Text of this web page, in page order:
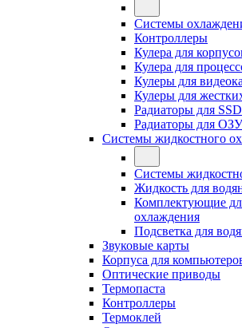
Системы
Контроллеры
Кулера для
Кулера для
Кулеры для
Кулеры для
Радиаторы для SSD
Радиаторы для ОЗУ
Системы жидкостного
Системы
Жидкость для
Комплектующие
охлаждения
Подсветка для
Звуковые карты
Корпуса для
Оптические приводы
Термопаста
Контроллеры
Термоклей